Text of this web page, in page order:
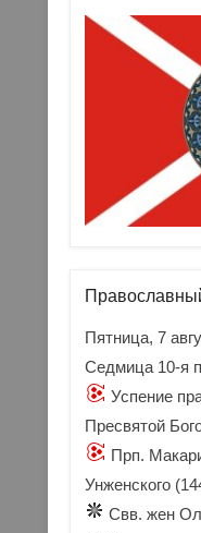
Пятница, 7
Седмица 10-я
Успение
Пресвятой
Прп.
Унженского
Свв. жен